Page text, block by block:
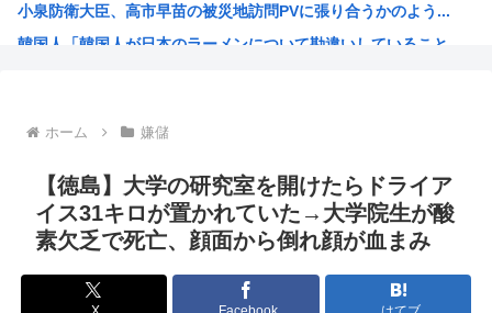
【悲報】米農家「もう無理です…」。過去最大の在庫を抱える...
小泉防衛大臣、高市早苗の被災地訪問PVに張り合うかのよう...
韓国人「韓国人が日本のラーメンについて勘違いしていること...
【衝撃】 韓国人「箱根駅伝、走りながら乾杯してた」
ケンモメンの生きがいはなに？安倍晋三以外で
夏場のロリコンおま●こが蒸れ蒸れしててエッチなぷりきゅあ...
高市早苗、今日長崎で平和祈念式典に参列して被爆体験者と面...
ワールドトリガー、対A級戦闘試験開始から約1年経過
名探偵プリキュア！ 反省会
ホーム 嫌儲
【徳島】大学の研究室を開けたらドライア
イス31キロが置かれていた→大学院生が酸
素欠乏で死亡、顔面から倒れ顔が血まみ